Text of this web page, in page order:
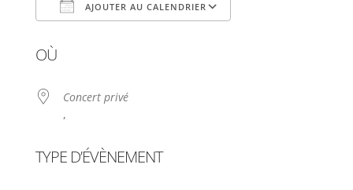
AJOUTER AU CALENDRIER
OÙ
Concert privé
,
TYPE D’ÉVÈNEMENT